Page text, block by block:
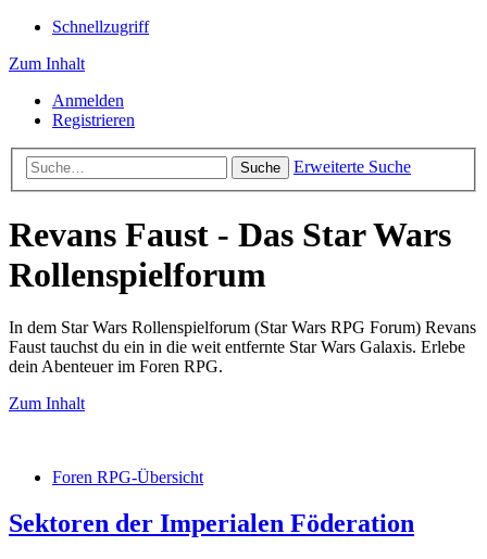
Schnellzugriff
Zum Inhalt
Anmelden
Registrieren
Suche Erweiterte Suche
Revans Faust - Das Star Wars
Rollenspielforum
In dem Star Wars Rollenspielforum (Star Wars RPG Forum) Revans
Faust tauchst du ein in die weit entfernte Star Wars Galaxis. Erlebe
dein Abenteuer im Foren RPG.
Zum Inhalt
Foren RPG-Übersicht
Sektoren der Imperialen Föderation